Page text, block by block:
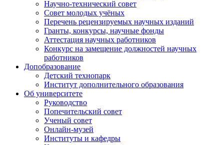
Научно-технический совет
Совет молодых учёных
Перечень рецензируемых научных изданий
Гранты, конкурсы, научные фонды
Аттестация научных работников
Конкурс на замещение должностей научных
работников
Допобразование
Детский технопарк
Институт дополнительного образования
Об университете
Руководство
Попечительский совет
Ученый совет
Онлайн-музей
Институты и кафедры